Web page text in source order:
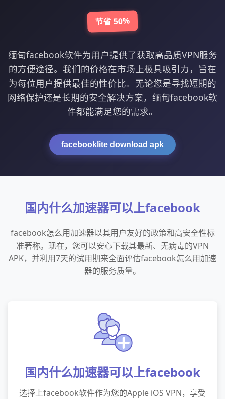
节省 50%
缅甸facebook软件为用户提供了获取高品质VPN服务
的方便途径。我们的价格在市场上极具吸引力，旨在
为每位用户提供最佳的性价比。无论您是寻找短期的
网络保护还是长期的安全解决方案，缅甸facebook软
件都能满足您的需求。
facebooklite download apk
国内什么加速器可以上facebook
facebook怎么用加速器以其用户友好的政策和高安全性标
准著称。现在，您可以安心下载其最新、无病毒的VPN
APK，并利用7天的试用期来全面评估facebook怎么用加速
器的服务质量。
国内什么加速器可以上facebook
选择上facebook软件作为您的Apple iOS VPN，享受